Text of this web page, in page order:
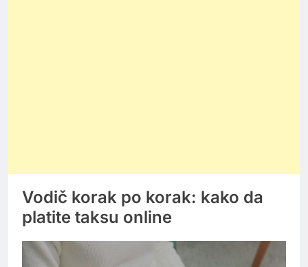
Vodič korak po korak: kako da
platite taksu online